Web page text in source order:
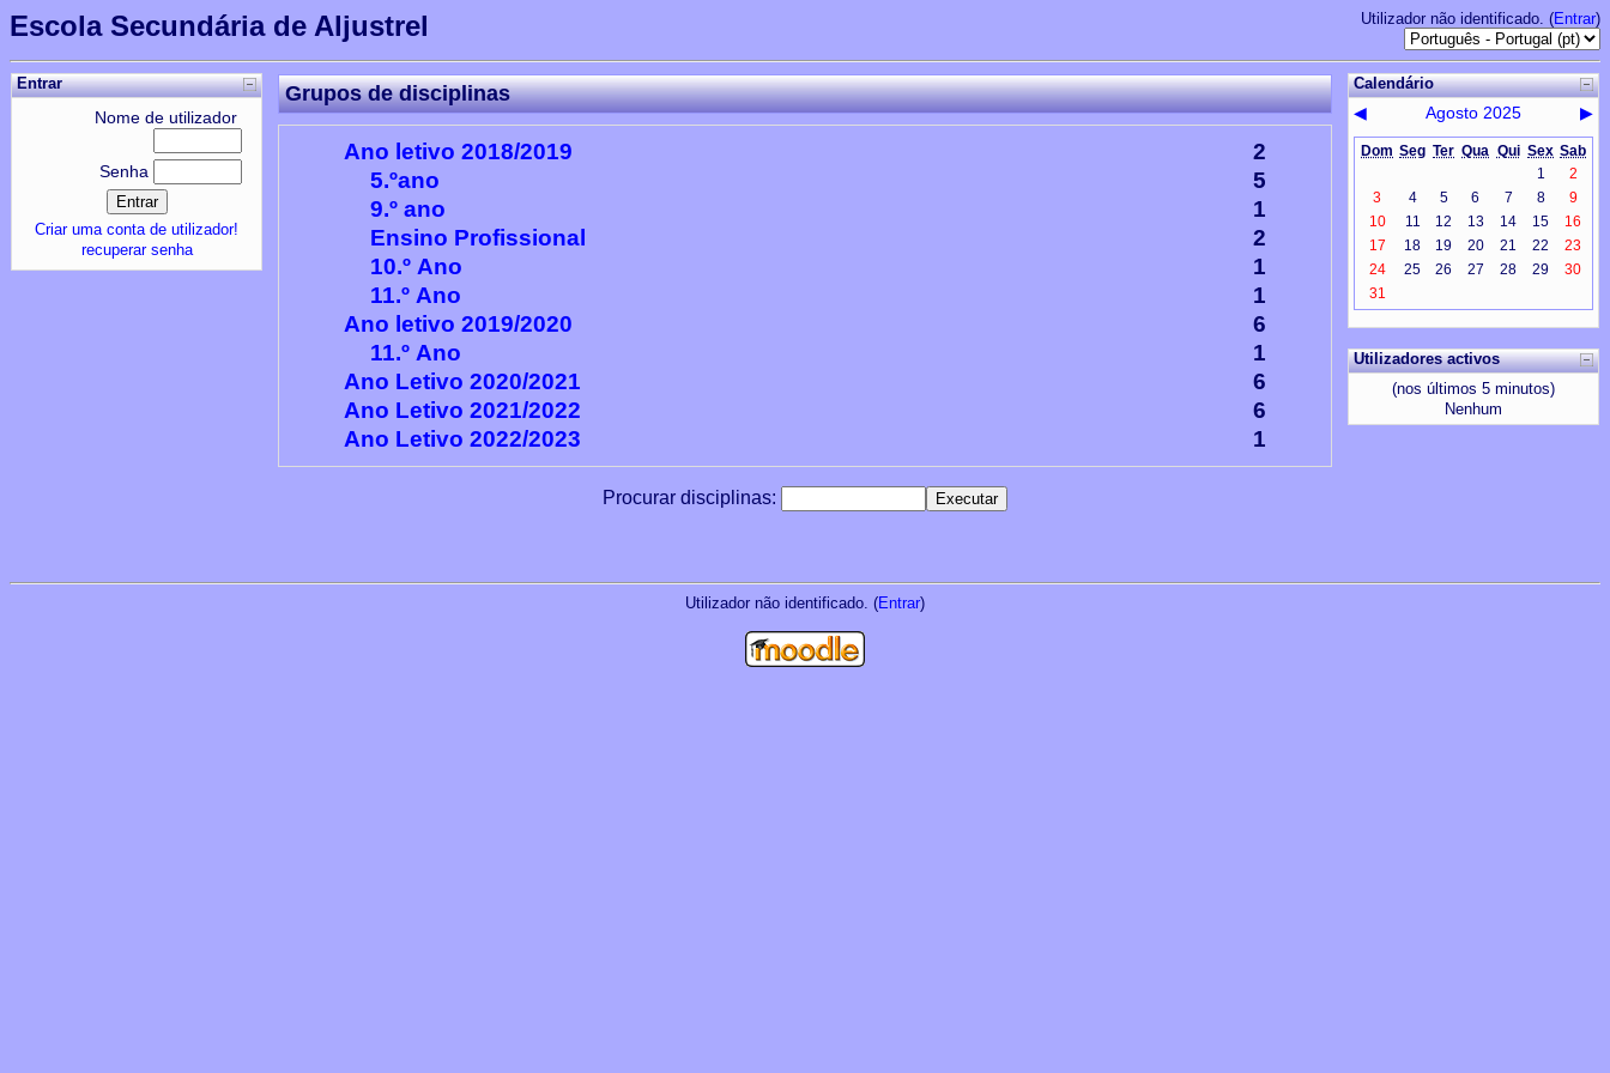
Escola Secundária de Aljustrel Utilizador não identificado. (Entrar)
Entrar
Nome de utilizador
Senha
Criar uma conta de utilizador!
recuperar senha
Grupos de disciplinas
Ano letivo 2018/2019
2
5.ºano
5
9.º ano
1
Ensino Profissional
2
10.º Ano
1
11.º Ano
1
Ano letivo 2019/2020
6
11.º Ano
1
Ano Letivo 2020/2021
6
Ano Letivo 2021/2022
6
Ano Letivo 2022/2023
1
Procurar disciplinas:
Calendário
◀ Agosto 2025 ▶
Dom Seg Ter Qua Qui Sex Sab
1
2
3
4 5 6 7 8
9
10
11 12 13 14 15
16
17
18 19 20 21 22
23
24
25 26 27 28 29
30
31
Utilizadores activos
(nos últimos 5 minutos)
Nenhum
Utilizador não identificado. (Entrar)